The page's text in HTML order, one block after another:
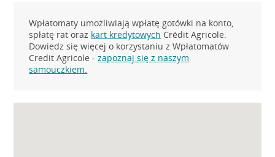
Wpłatomaty umożliwiają wpłatę gotówki na konto,
spłatę rat oraz kart kredytowych Crédit Agricole.
Dowiedz się więcej o korzystaniu z Wpłatomatów
Credit Agricole -zapoznaj się z naszym
samouczkiem.